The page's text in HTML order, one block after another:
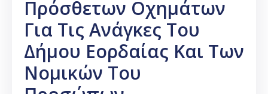
Πρόσθετων Οχημάτων
Για Τις Ανάγκες Του
Δήμου Εορδαίας Και Των
Νομικών Του